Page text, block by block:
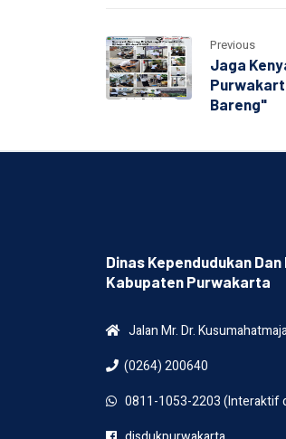
Previous
Jaga
Bareng"
Dinas Kependudukan
Kabupaten Purwakarta
Jalan Mr. Dr.
(0264) 200640
0811-1053-2203 (Interaktif